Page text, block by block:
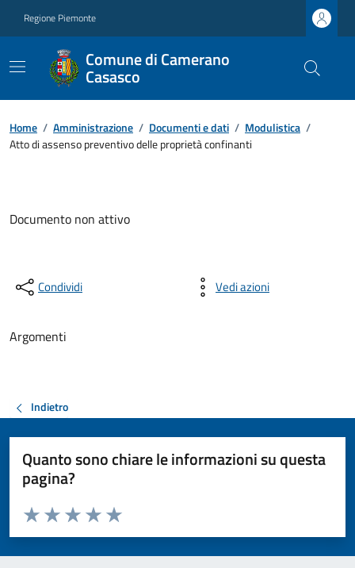
Regione Piemonte
Comune di Camerano
Casasco
Home / Amministrazione / Documenti e dati / Modulistica /
Atto di assenso preventivo delle proprietà confinanti
Documento non attivo
Condividi Vedi azioni
Argomenti
Indietro
Quanto sono chiare le informazioni su questa
pagina?
Valuta da 1 a 5 stelle la pagina
Valuta 5 stelle su 5
Valuta 4 stelle su 5
Valuta 3 stelle su 5
Valuta 2 stelle su 5
Valuta 1 stelle su 5